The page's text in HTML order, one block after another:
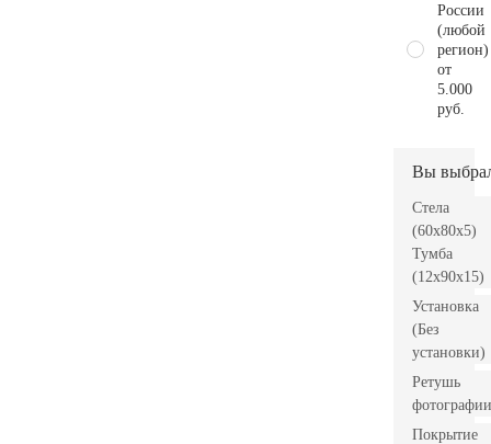
России
(любой
регион)
от
5.000
руб.
Вы
Стела
(60x80x5)
Тумба
(12x90x15)
Установка
(Без
установки)
Ретушь
фотографии
Покрытие